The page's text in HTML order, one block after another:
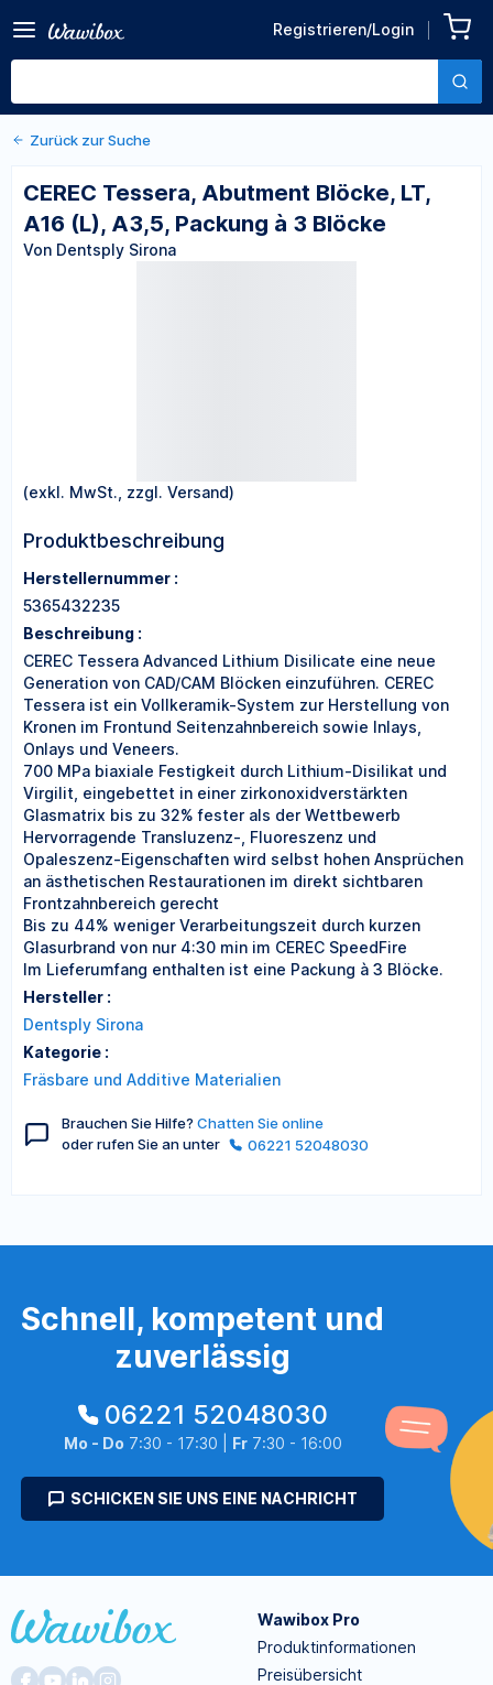
Registrieren/Login
Blöcke, LT, A16 (L), A3,5,
Packung à 3 Blöcke
Von Dentsply Sirona
Zurück zu den Produktdetails
Zurück zur Suche
CEREC Tessera, Abutment Blöcke, LT,
A16 (L), A3,5, Packung à 3 Blöcke
Von Dentsply Sirona
(exkl. MwSt., zzgl. Versand)
Produktbeschreibung
Herstellernummer :
5365432235
Beschreibung :
CEREC Tessera Advanced Lithium Disilicate eine neue
Generation von CAD/CAM Blöcken einzuführen. CEREC
Tessera ist ein Vollkeramik-System zur Herstellung von
Kronen im Frontund Seitenzahnbereich sowie Inlays,
Onlays und Veneers.
700 MPa biaxiale Festigkeit durch Lithium-Disilikat und
Virgilit, eingebettet in einer zirkonoxidverstärkten
Glasmatrix bis zu 32% fester als der Wettbewerb
Hervorragende Transluzenz-, Fluoreszenz und
Opaleszenz-Eigenschaften wird selbst hohen Ansprüchen
an ästhetischen Restaurationen im direkt sichtbaren
Frontzahnbereich gerecht
Bis zu 44% weniger Verarbeitungszeit durch kurzen
Glasurbrand von nur 4:30 min im CEREC SpeedFire
Im Lieferumfang enthalten ist eine Packung à 3 Blöcke.
Hersteller :
Dentsply Sirona
Kategorie :
Fräsbare und Additive Materialien
Brauchen Sie Hilfe? Chatten Sie online
oder rufen Sie an unter
06221 52048030
Schnell, kompetent und
zuverlässig
06221 52048030
Mo - Do 7:30 - 17:30 | Fr7:30 - 16:00
SCHICKEN SIE UNS EINE NACHRICHT
Wawibox Pro
Produktinformationen
Preisübersicht